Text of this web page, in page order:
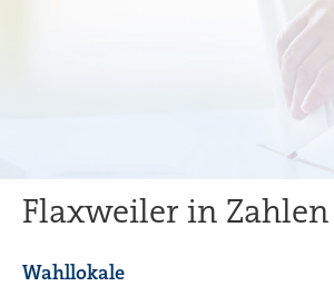
Flaxweiler in Zahlen
Wahllokale